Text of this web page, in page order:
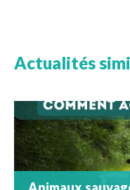
Actualités
Animaux